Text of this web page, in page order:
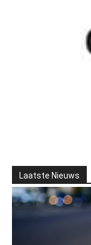
Laatste Nieuws